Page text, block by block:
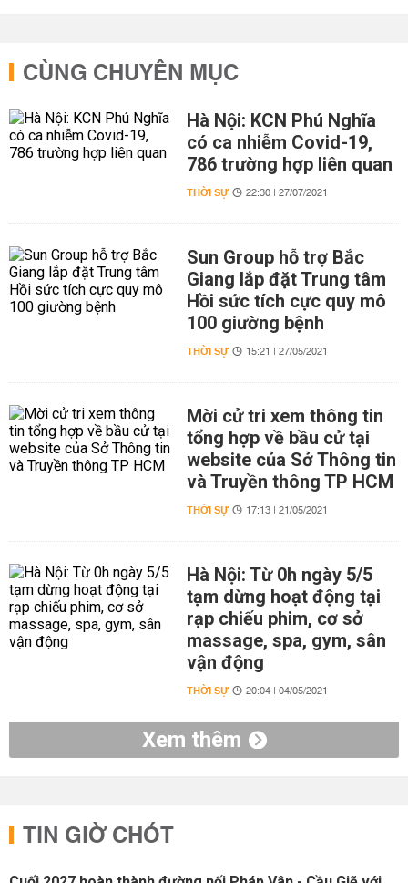
CÙNG CHUYÊN MỤC
Hà Nội: KCN Phú Nghĩa
có ca nhiễm Covid-19,
786 trường hợp liên quan
THỜI SỰ 22:30 | 27/07/2021
Sun Group hỗ trợ Bắc
Giang lắp đặt Trung tâm
Hồi sức tích cực quy mô
100 giường bệnh
THỜI SỰ 15:21 | 27/05/2021
Mời cử tri xem thông tin
tổng hợp về bầu cử tại
website của Sở Thông tin
và Truyền thông TP HCM
THỜI SỰ 17:13 | 21/05/2021
Hà Nội: Từ 0h ngày 5/5
tạm dừng hoạt động tại
rạp chiếu phim, cơ sở
massage, spa, gym, sân
vận động
THỜI SỰ 20:04 | 04/05/2021
Xem thêm
TIN GIỜ CHÓT